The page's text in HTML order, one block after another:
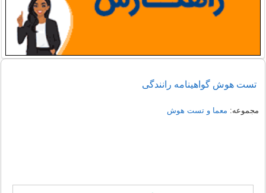
تست هوش گواهینامه رانندگی
مجموعه: معما و تست هوش